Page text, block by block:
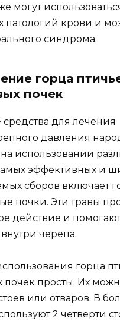
могут
патологий крови и
синдрома.
горца
почек
для лечения
давления
использовании
эффективных и
сборов включает
почки. Эти травы
действие и
черепа.
горца
почек просты. Их
или отваров. В
2 четверти